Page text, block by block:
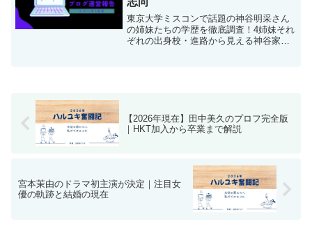
東京大学ミスコンで話題の神谷明采さん
の姉妹たちの学歴を徹底調査！4姉妹それ
ぞれの出身校・進路から見える神谷家の
【2026年現在】田中美久のプロフ完全版
｜HKT加入から卒業まで解説
宮本茉由のドラマ初主演が決定｜注目女
優の軌跡と結婚の現在